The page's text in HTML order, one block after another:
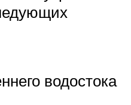
водостока